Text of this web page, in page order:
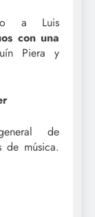
a Luis
con una
Piera y
de
de música.